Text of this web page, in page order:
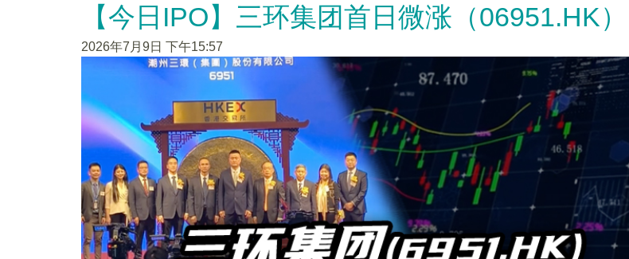
【今日IPO】三环集团首日微涨（06951.HK）
2026年7月9日 下午15:57